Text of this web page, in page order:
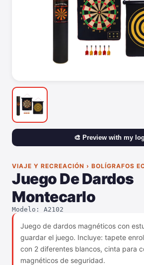
🎨 Preview with my
VIAJE Y RECREACIÓN › BOLÍGRAFOS
Juego De Dardos
Montecarlo
Modelo: A2102
Juego de dardos magnéticos con
guardar el juego. Incluye: tapete
con 2 diferentes blancos, cinta para
magnéticos de seguridad.